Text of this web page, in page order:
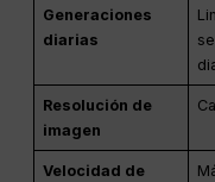
Generaciones
diarias
Resolución de
imagen
Velocidad de